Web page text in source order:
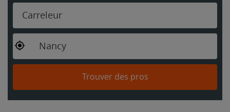
Carreleur
Nancy
Trouver des pros